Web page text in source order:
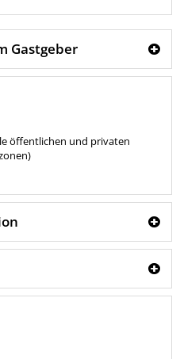
Gastgeber
öffentlichen und privaten